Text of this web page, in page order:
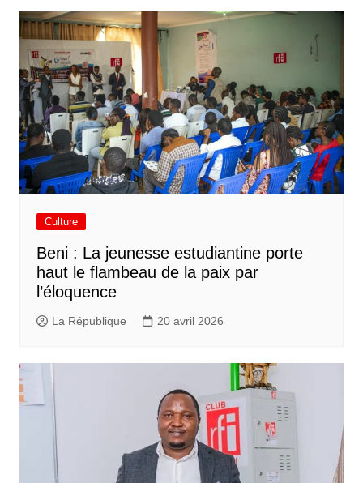
Culture
Beni : La jeunesse estudiantine porte
haut le flambeau de la paix par
l’éloquence
La République 20 avril 2026